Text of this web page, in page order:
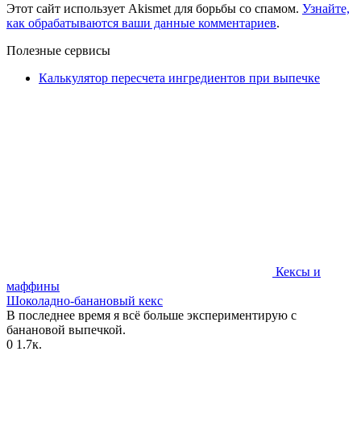
Этот сайт использует Akismet для борьбы со спамом. Узнайте,
как обрабатываются ваши данные комментариев.
Полезные сервисы
Калькулятор пересчета ингредиентов при выпечке
Кексы и
маффины
Шоколадно-банановый кекс
В последнее время я всё больше экспериментирую с
банановой выпечкой.
0 1.7к.